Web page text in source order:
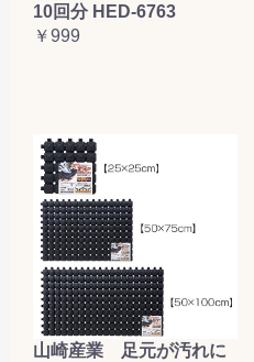
10回分 HED-6763
￥999
山崎産業 足元が汚れに